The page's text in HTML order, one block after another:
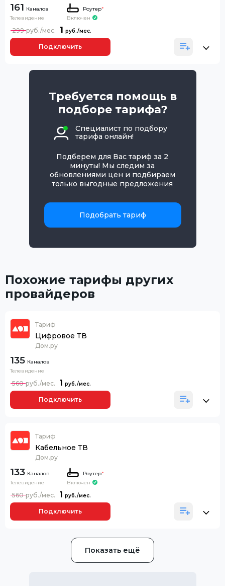
161 Каналов
Телевидение
Роутер*
Включен
1
299
Подключить
Требуется помощь в
подборе тарифа?
Специалист по подбору
тарифа онлайн!
Подберем для Вас тариф за 2
минуты! Мы следим за
обновлениями цен и подбираем
только выгодные предложения
Подобрать тариф
Похожие тарифы других
провайдеров
Тариф
Цифровое ТВ
Дом.ру
135 Каналов
Телевидение
1
560
Подключить
Тариф
Кабельное ТВ
Дом.ру
133 Каналов
Телевидение
Роутер*
Включен
1
560
Подключить
Показать ещё